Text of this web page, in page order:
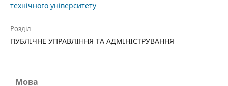
технічного університету
Розділ
ПУБЛІЧНЕ УПРАВЛІННЯ ТА АДМІНІСТРУВАННЯ
Мова